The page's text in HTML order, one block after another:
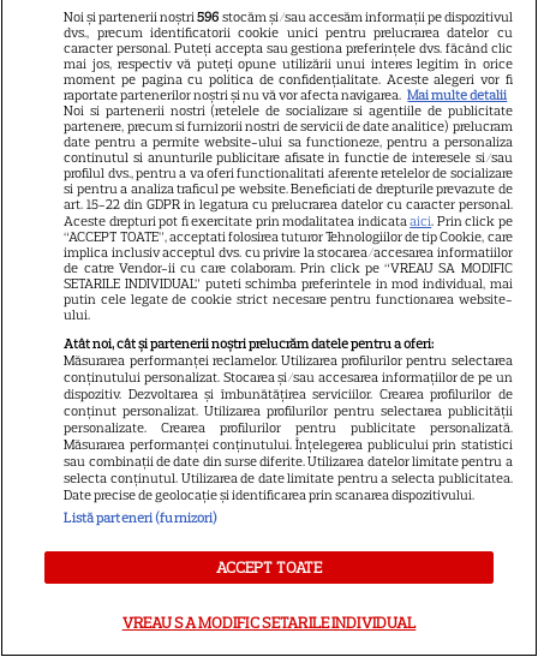
Horoscop 29 iulie 2026.
Săgetătorii au șansa de a
descoperi că o anumită doză
de flexibilitate
Luna plină din 29 iulie
deschide un nou capitol. Este
momentul astral care îți poate
schimba direcția vieții
Ploaia de meteori Delta
vedea cel mai bine
Noi și partenerii noștri596 stocăm și/sau accesăm informații pe dispozitivul
dvs., precum identificatorii cookie unici pentru prelucrarea datelor cu
caracter personal. Puteți accepta sau gestiona preferințele dvs. făcând clic
mai jos, respectiv vă puteți opune utilizării unui interes legitim în orice
moment pe pagina cu politica de confidențialitate. Aceste alegeri vor fi
raportate partenerilor noștri și nu vă vor afecta navigarea. Mai multe detalii
Noi si partenerii nostri (retelele de socializare si agentiile de publicitate
partenere, precum si furnizorii nostri de servicii de date analitice) prelucram
date pentru a permite website-ului sa functioneze, pentru a personaliza
continutul si anunturile publicitare afisate in functie de interesele si/sau
profilul dvs., pentru a va oferi functionalitati aferente retelelor de socializare
si pentru a analiza traficul pe website. Beneficiati de drepturile prevazute de
art. 15-22 din GDPR in legatura cu prelucrarea datelor cu caracter personal.
Aceste drepturi pot fi exercitate prin modalitatea indicataaici. Prin click pe
“ACCEPT TOATE”, acceptati folosirea tuturor Tehnologiilor de tip Cookie, care
implica inclusiv acceptul dvs. cu privire la stocarea/accesarea informatiilor
de catre Vendor-ii cu care colaboram. Prin click pe “VREAU SA MODIFIC
SETARILE INDIVIDUAL” puteti schimba preferintele in mod individual, mai
putin cele legate de cookie strict necesare pentru functionarea website-
ului.
Atât noi, cât și partenerii noștri prelucrăm datele pentru a oferi:
Măsurarea performanței reclamelor. Utilizarea profilurilor pentru selectarea
conținutului personalizat. Stocarea și/sau accesarea informațiilor de pe un
dispozitiv. Dezvoltarea și îmbunătățirea serviciilor. Crearea profilurilor de
conținut personalizat. Utilizarea profilurilor pentru selectarea publicității
personalizate. Crearea profilurilor pentru publicitate personalizată.
Măsurarea performanței conținutului. Înțelegerea publicului prin statistici
sau combinații de date din surse diferite. Utilizarea datelor limitate pentru a
selecta conținutul. Utilizarea de date limitate pentru a selecta publicitatea.
Date precise de geolocație și identificarea prin scanarea dispozitivului.
Listă parteneri (furnizori)
ACCEPT TOATE
VREAU SA MODIFIC SETARILE INDIVIDUAL